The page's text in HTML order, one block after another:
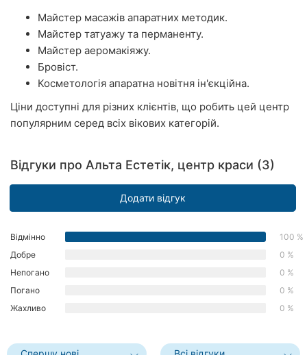
Харків
Дніпро
Львів
Кривий
Херсон
Полтава
Черкаси
Майстер масажів апаратних методик.
Майстер татуажу та перманенту.
Майстер аеромакіяжу.
Бровіст.
Косметологія апаратна новітня ін'єкційна.
Ціни доступні для різних клієнтів, що робить цей центр
популярним серед всіх вікових категорій.
Відгуки про Альта Естетік, центр краси (3)
Додати відгук
Відмінно
100 %
Добре
0 %
Непогано
0 %
Погано
0 %
Жахливо
0 %